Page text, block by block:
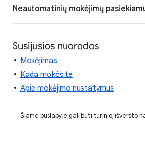
Neautomatinių mokėjimų
Susijusios nuorodos
Mokėjimas
Kada mokėsite
Apie mokėjimo nustatymus
Šiame puslapyje gali būti turinio, išversto